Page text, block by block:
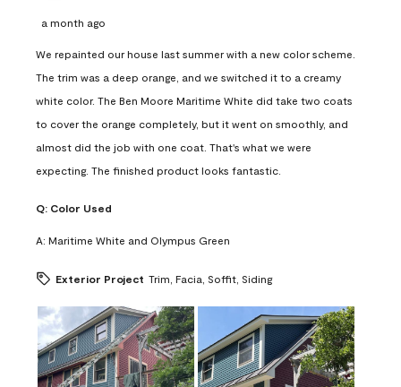
a month ago
We repainted our house last summer with a new color scheme.
The trim was a deep orange, and we switched it to a creamy
white color. The Ben Moore Maritime White did take two coats
to cover the orange completely, but it went on smoothly, and
almost did the job with one coat. That's what we were
expecting. The finished product looks fantastic.
Q: Color Used
A: Maritime White and Olympus Green
Exterior Project Trim, Facia, Soffit, Siding